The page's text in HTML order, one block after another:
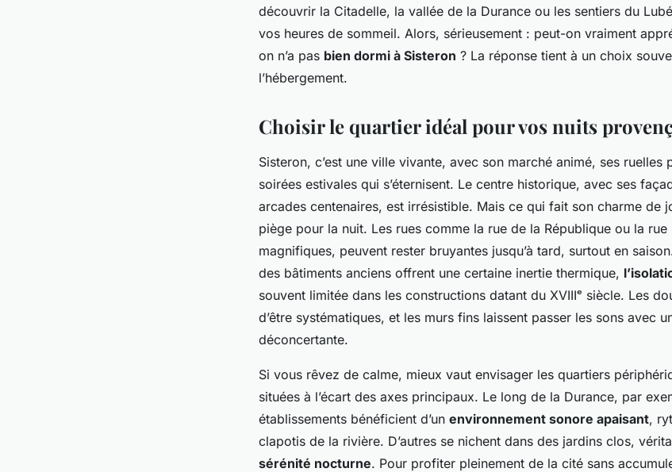
9 min de lecturedécouvrir la Citadelle, la vallée de la Durance ou les sentiers du
vos heures de sommeil. Alors, sérieusement : peut-on vraiment
on n’a pas bien dormi à Sisteron ? La réponse tient à un choix
l’hébergement.
Choisir le quartier idéal pour vos nuits
Sisteron, c’est une ville vivante, avec son marché animé, ses ruelles
soirées estivales qui s’éternisent. Le centre historique, avec ses
arcades centenaires, est irrésistible. Mais ce qui fait son charme de
piège pour la nuit. Les rues comme la rue de la République ou la
magnifiques, peuvent rester bruyantes jusqu’à tard, surtout en
des bâtiments anciens offrent une certaine inertie thermique,
souvent limitée dans les constructions datant du XVIIIᵉ siècle. Les
d’être systématiques, et les murs fins laissent passer les sons avec
déconcertante.
Si vous rêvez de calme, mieux vaut envisager les quartiers
situées à l’écart des axes principaux. Le long de la Durance, par
établissements bénéficient d’un environnement sonore apaisant,
clapotis de la rivière. D’autres se nichent dans des jardins clos,
sérénité nocturne. Pour profiter pleinement de la cité sans